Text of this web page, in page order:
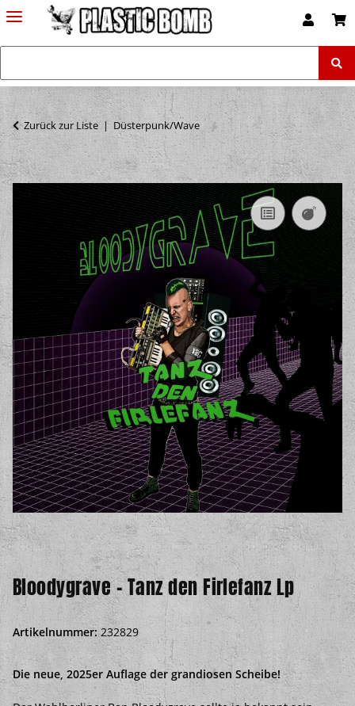
Zurück zur Liste Düsterpunk/Wave
Bloodygrave - Tanz den Firlefanz Lp
Artikelnummer:232829
Die neue, 2025er Auflage der grandiosen Scheibe!